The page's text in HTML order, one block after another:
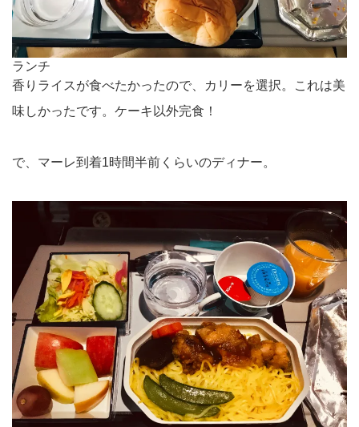
ランチ
香りライスが食べたかったので、カリーを選択。これは美
味しかったです。ケーキ以外完食！
で、マーレ到着1時間半前くらいのディナー。